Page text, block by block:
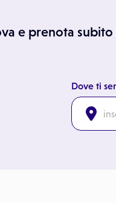
e prenota
Dove ti